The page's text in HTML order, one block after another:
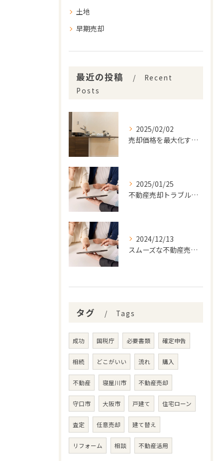
土地
早期売却
最近の投稿
Recent
Posts
2025/02/02
売却価格を最大化するための戦略的プランニング
2025/01/25
不動産売却トラブルを回避するための必須ガイド
2024/12/13
スムーズな不動産売却に必要なステップとは
タグ Tags
成功 国税庁 必要書類 確定申告
相続 どこがいい 流れ 購入
不動産 寝屋川市 不動産売却
守口市 大阪市 戸建て 住宅ローン
査定 任意売却 建て替え
リフォーム 相談 不動産活用